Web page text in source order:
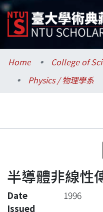
Communities &
Research Outputs
Statistics
Home
College of
Physics / 物理學系
半導體非線性
Date
Issued
1996